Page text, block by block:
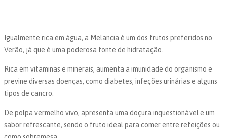
Igualmente rica em água, a Melancia é um dos frutos preferidos no
Verão, já que é uma poderosa fonte de hidratação.
Rica em vitaminas e minerais, aumenta a imunidade do organismo e
previne diversas doenças, como diabetes, infeções urinárias e alguns
tipos de cancro.
De polpa vermelho vivo, apresenta uma doçura inquestionável e um
sabor refrescante, sendo o fruto ideal para comer entre refeições ou